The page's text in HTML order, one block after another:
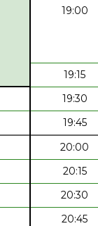
19:00
19:15
19:30
19:45
20:00
20:15
20:30
20:45